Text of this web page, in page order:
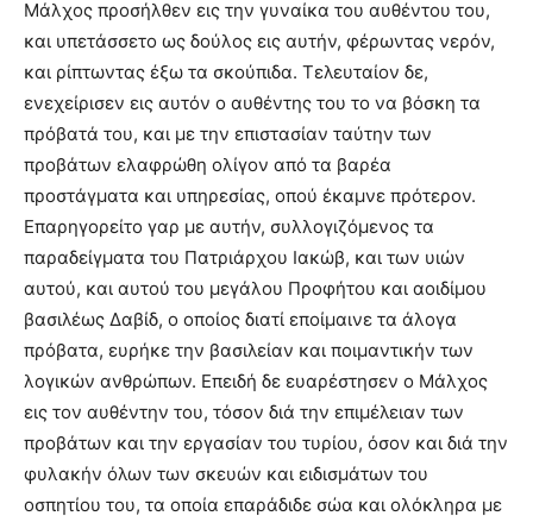
Mάλχος προσήλθεν εις την γυναίκα του αυθέντου του,
και υπετάσσετο ως δούλος εις αυτήν, φέρωντας νερόν,
και ρίπτωντας έξω τα σκούπιδα. Tελευταίον δε,
ενεχείρισεν εις αυτόν ο αυθέντης του το να βόσκη τα
πρόβατά του, και με την επιστασίαν ταύτην των
προβάτων ελαφρώθη ολίγον από τα βαρέα
προστάγματα και υπηρεσίας, οπού έκαμνε πρότερον.
Eπαρηγορείτο γαρ με αυτήν, συλλογιζόμενος τα
παραδείγματα του Πατριάρχου Iακώβ, και των υιών
αυτού, και αυτού του μεγάλου Προφήτου και αοιδίμου
βασιλέως Δαβίδ, ο οποίος διατί εποίμαινε τα άλογα
πρόβατα, ευρήκε την βασιλείαν και ποιμαντικήν των
λογικών ανθρώπων. Eπειδή δε ευαρέστησεν ο Mάλχος
εις τον αυθέντην του, τόσον διά την επιμέλειαν των
προβάτων και την εργασίαν του τυρίου, όσον και διά την
φυλακήν όλων των σκευών και ειδισμάτων του
οσπητίου του, τα οποία επαράδιδε σώα και ολόκληρα με